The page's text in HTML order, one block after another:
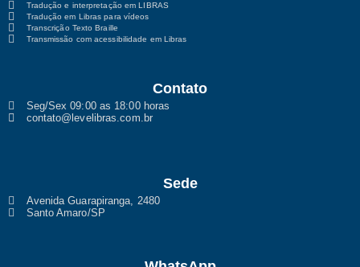
Tradução e interpretação em LIBRAS
Tradução em Libras para vídeos
Transcrição Texto Braille
Transmissão com acessibilidade em Libras
Contato
Seg/Sex 09:00 as 18:00 horas
contato@levelibras.com.br
Sede
Avenida Guarapiranga, 2480
Santo Amaro/SP